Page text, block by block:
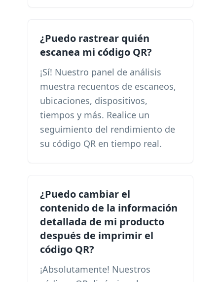
¿Puedo rastrear quién
escanea mi código QR?
¡Sí! Nuestro panel de análisis
muestra recuentos de escaneos,
ubicaciones, dispositivos,
tiempos y más. Realice un
seguimiento del rendimiento de
su código QR en tiempo real.
¿Puedo cambiar el
contenido de la información
detallada de mi producto
después de imprimir el
código QR?
¡Absolutamente! Nuestros